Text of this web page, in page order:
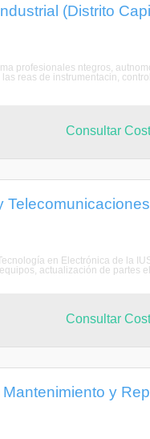
(Distrito
profesionales ntegros,
reas de instrumentacin,
Consultar
en Electrónica de la
actualización de partes
Consultar
y